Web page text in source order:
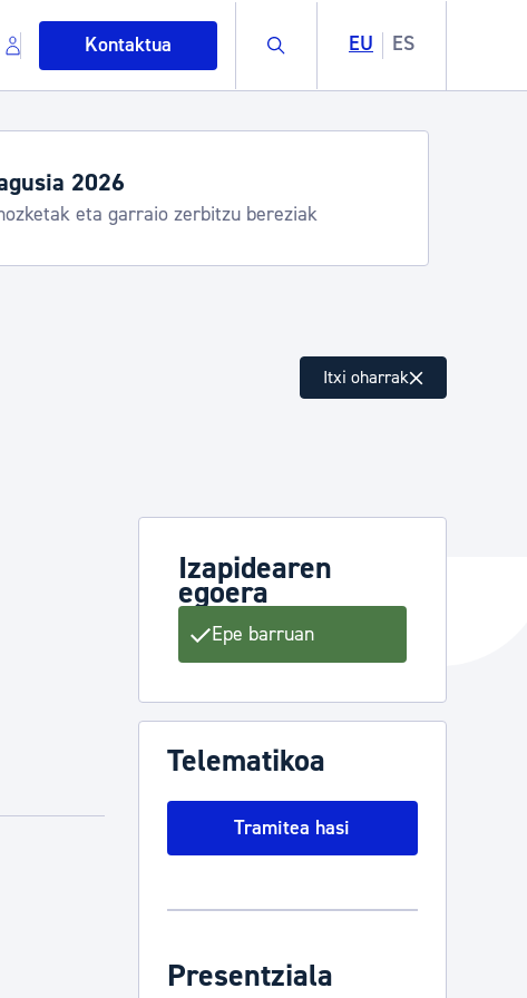
Kontaktua Buscar EU ES
eta ingurumena
eta bizikidetza
2026
eta garraio zerbitzu bereziak
Itxi oharrak
Izapidearen
egoera
Epe barruan
Telematikoa
Tramitea hasi
Presentziala